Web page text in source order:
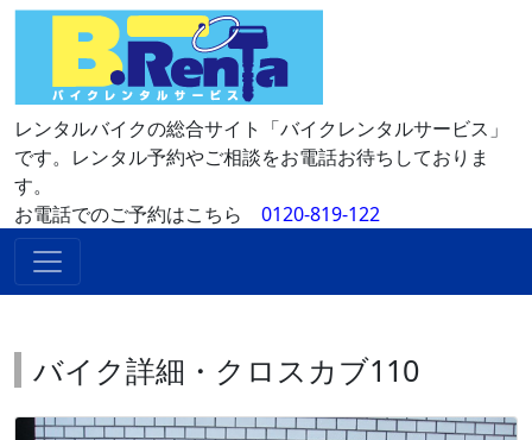
レンタルバイクの総合サイト「バイクレンタルサービス」
です。レンタル予約やご相談をお電話お待ちしておりま
す。
お電話でのご予約はこちら 0120-819-122
バイク詳細・クロスカブ110